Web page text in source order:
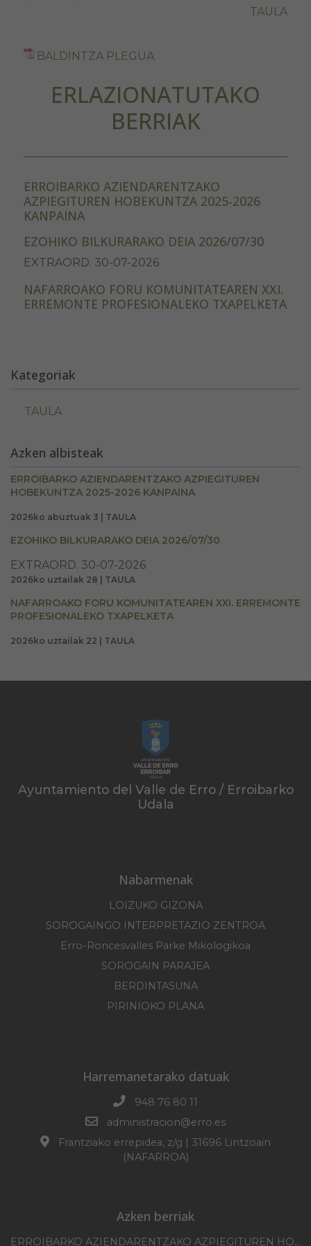
TAULA
BALDINTZA PLEGUA
ERLAZIONATUTAKO
BERRIAK
ERROIBARKO AZIENDARENTZAKO
AZPIEGITUREN HOBEKUNTZA 2025-2026
KANPAINA
EZOHIKO BILKURARAKO DEIA 2026/07/30
EXTRAORD. 30-07-2026
NAFARROAKO FORU KOMUNITATEAREN XXI.
ERREMONTE PROFESIONALEKO TXAPELKETA
Kategoriak
TAULA
Azken albisteak
ERROIBARKO AZIENDARENTZAKO AZPIEGITUREN
HOBEKUNTZA 2025-2026 KANPAINA
2026ko abuztuak 3 | TAULA
EZOHIKO BILKURARAKO DEIA 2026/07/30
EXTRAORD. 30-07-2026
2026ko uztailak 28 | TAULA
NAFARROAKO FORU KOMUNITATEAREN XXI. ERREMONTE
PROFESIONALEKO TXAPELKETA
2026ko uztailak 22 | TAULA
Ayuntamiento del Valle de Erro / Erroibarko
Udala
Nabarmenak
LOIZUKO GIZONA
SOROGAINGO INTERPRETAZIO ZENTROA
Erro-Roncesvalles Parke Mikologikoa
SOROGAIN PARAJEA
BERDINTASUNA
PIRINIOKO PLANA
Harremanetarako datuak
948 76 80 11
administracion@erro.es
Frantziako errepidea, z/g | 31696 Lintzoain
(NAFARROA)
Azken berriak
ERROIBARKO AZIENDARENTZAKO AZPIEGITUREN HOBEKUNTZA 2025-2026 KANPAINA